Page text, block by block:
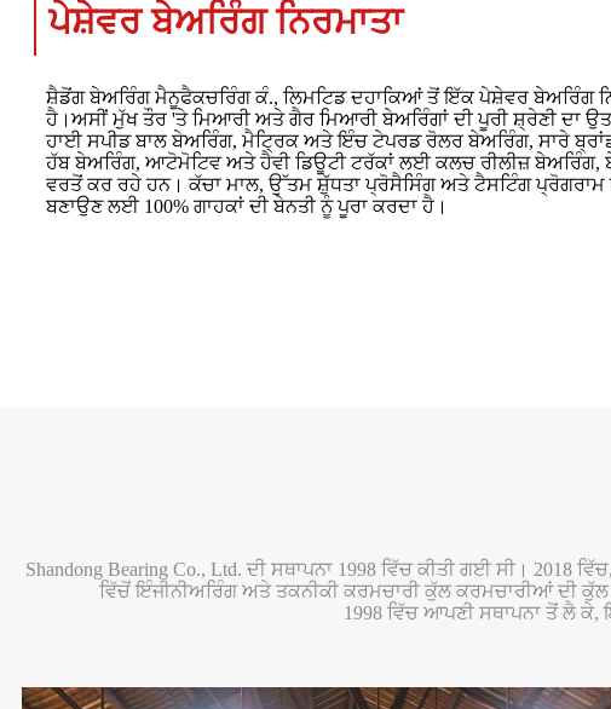
ਪੇਸ਼ੇਵਰ ਬੇਅਰਿੰਗ ਨਿਰਮਾਤਾ
ਸ਼ੈਡੋਂਗ ਬੇਅਰਿੰਗ ਮੈਨੂਫੈਕਚਰਿੰਗ ਕੰ., ਲਿਮਟਿਡ ਦਹਾਕਿਆਂ ਤੋਂ ਇੱਕ ਪੇਸ਼ੇਵਰ ਬੇਅਰਿੰਗ
ਹੈ।ਅਸੀਂ ਮੁੱਖ ਤੌਰ 'ਤੇ ਮਿਆਰੀ ਅਤੇ ਗੈਰ ਮਿਆਰੀ ਬੇਅਰਿੰਗਾਂ ਦੀ ਪੂਰੀ ਸ਼੍ਰੇਣੀ ਦਾ
ਹਾਈ ਸਪੀਡ ਬਾਲ ਬੇਅਰਿੰਗ, ਮੈਟ੍ਰਿਕ ਅਤੇ ਇੰਚ ਟੇਪਰਡ ਰੋਲਰ ਬੇਅਰਿੰਗ, ਸਾਰੇ
ਹੱਬ ਬੇਅਰਿੰਗ, ਆਟੋਮੋਟਿਵ ਅਤੇ ਹੈਵੀ ਡਿਊਟੀ ਟਰੱਕਾਂ ਲਈ ਕਲਚ ਰੀਲੀਜ਼ ਬੇਅਰਿੰਗ,
ਵਰਤੋਂ ਕਰ ਰਹੇ ਹਨ। ਕੱਚਾ ਮਾਲ, ਉੱਤਮ ਸ਼ੁੱਧਤਾ ਪ੍ਰੋਸੈਸਿੰਗ ਅਤੇ ਟੈਸਟਿੰਗ ਪ੍ਰੋਗਰਾਮ
ਬਣਾਉਣ ਲਈ 100% ਗਾਹਕਾਂ ਦੀ ਬੇਨਤੀ ਨੂੰ ਪੂਰਾ ਕਰਦਾ ਹੈ।
Shandong Bearing Co., Ltd. ਦੀ ਸਥਾਪਨਾ 1998 ਵਿੱਚ ਕੀਤੀ ਗਈ ਸੀ।
ਵਿੱਚੋਂ ਇੰਜੀਨੀਅਰਿੰਗ ਅਤੇ ਤਕਨੀਕੀ ਕਰਮਚਾਰੀ ਕੁੱਲ ਕਰਮਚਾਰੀਆਂ ਦੀ
1998 ਵਿੱਚ ਆਪਣੀ ਸਥਾਪਨਾ ਤੋਂ ਲੈ